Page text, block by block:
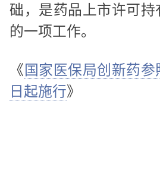
础，是药品上市许可
的一项工作。
《国家医保局创新药
日起施行》